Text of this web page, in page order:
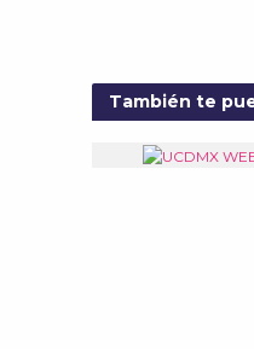
También te